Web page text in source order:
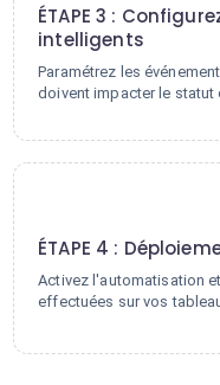
ÉTAPE 3 :
intelligents
Paramétrez les
doivent impacter le statut
ÉTAPE 4 :
Activez l'automatisation
effectuées sur vos